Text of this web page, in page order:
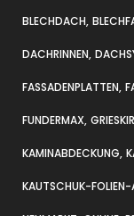
BLECHDACH
DACHRINNEN
FASSADENPLATTEN
FUNDERMAX
KAMINABDECKUNG
KAUTSCHUK-